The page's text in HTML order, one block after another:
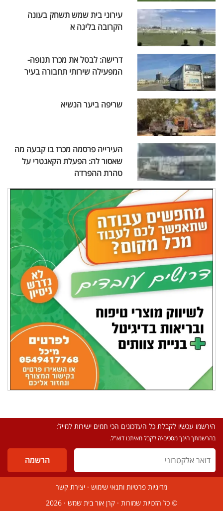
עירוני בית שמש תשחק בעונה
הקרובה בליגה א
דרישה: לבטל את מכרז תנופה-
המפעילה שירותי תחבורה בעיר
שריפה ביער הנשיא
העירייה פרסמה מכרז בו קבעה מה
שאסור לה: הפעלת הקאנטרי על
טהרת ההפרדה
הירשמו עכשיו לקבלת כל העדכונים הכי חמים ישירות למייל:
בהרשמתך הינך מסכים\ה לקבל מאיתנו דוא"ל.
מדיניות פרטיות ותנאי שימוש · יצירת קשר
© כל הזכויות שמורות ·קרן אור בית שמש · 2026